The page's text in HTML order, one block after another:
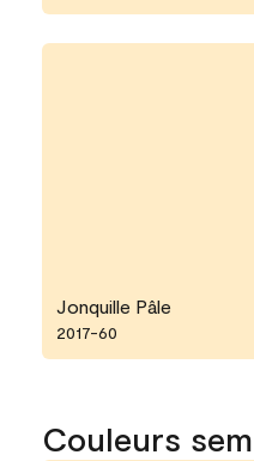
Jonquille Pâle
2017-60
Couleurs